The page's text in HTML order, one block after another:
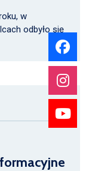
w
odbyło się